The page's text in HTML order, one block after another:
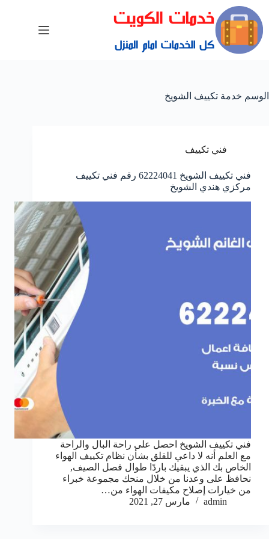
الوسم خدمة تكييف الشويخ
فني تكييف
فني تكييف الشويخ 62224041 رقم فني تكييف
مركزي هندي الشويخ
فني تكييف الشويخ احصل على راحة البال والراحة
مع العلم أنه لا داعي للقلق بشأن نظام تكييف الهواء
الخاص بك الذي يبقيك باردًا طوال فصل الصيف,
نحافظ على وعدنا من خلال منحك مجموعة خبراء
من خيارات إصلاح مكيفات الهواء من…
admin
مارس 27, 2021